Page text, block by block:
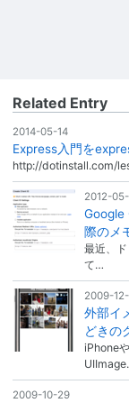
Related Entry
2014-05-14
Express入門を
http://dotinstall.com/
2012-
Google
際のメ
最近、
て…
2009-
外部イ
どきの
iPhone
2009-10-29